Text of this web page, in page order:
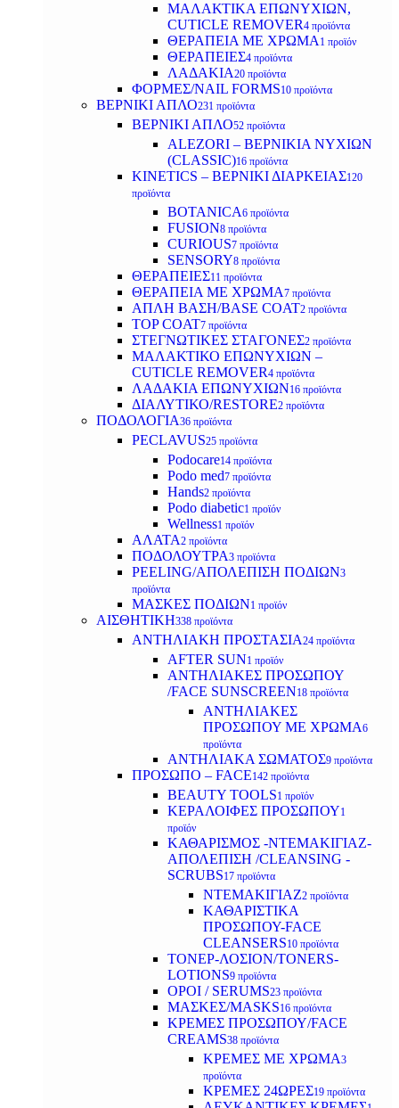
ΜΑΛΑΚΤΙΚΑ ΕΠΩΝΥΧΙΩΝ,
CUTICLE REMOVER4 προϊόντα
ΘΕΡΑΠΕΙΑ ΜΕ ΧΡΩΜΑ 1 προϊόν
ΘΕΡΑΠΕΙΕΣ4 προϊόντα
ΛΑΔΑΚΙΑ20 προϊόντα
ΦΟΡΜΕΣ/NAIL FORMS10 προϊόντα
ΒΕΡΝΙΚΙ ΑΠΛΟ231 προϊόντα
ΒΕΡΝΙΚΙ ΑΠΛΟ52 προϊόντα
ALEZORI – ΒΕΡΝΙΚΙΑ ΝΥΧΙΩΝ
(CLASSIC)16 προϊόντα
KINETICS – ΒΕΡΝΙΚΙ ΔΙΑΡΚΕΙΑΣ120
προϊόντα
BOTANICA6 προϊόντα
FUSION8 προϊόντα
CURIOUS7 προϊόντα
SENSORY8 προϊόντα
ΘΕΡΑΠΕΙΕΣ11 προϊόντα
ΘΕΡΑΠΕΙΑ ΜΕ ΧΡΩΜΑ7 προϊόντα
ΑΠΛΗ ΒΑΣΗ/BASE COAT2 προϊόντα
TOP COAT7 προϊόντα
ΣΤΕΓΝΩΤΙΚΕΣ ΣΤΑΓΟΝΕΣ2 προϊόντα
ΜΑΛΑΚΤΙΚΟ ΕΠΩΝΥΧΙΩΝ –
CUTICLE REMOVER4 προϊόντα
ΛΑΔΑΚΙΑ ΕΠΩΝΥΧΙΩΝ16 προϊόντα
ΔΙΑΛΥΤΙΚΟ/RESTORE2 προϊόντα
ΠΟΔΟΛΟΓΙΑ36 προϊόντα
PECLAVUS25 προϊόντα
Podocare14 προϊόντα
Podo med7 προϊόντα
Hands2 προϊόντα
Podo diabetic1 προϊόν
Wellness1 προϊόν
ΑΛΑΤΑ2 προϊόντα
ΠΟΔΟΛΟΥΤΡΑ3 προϊόντα
PEELING/ΑΠΟΛΕΠΙΣΗ ΠΟΔΙΩΝ3
προϊόντα
ΜΑΣΚΕΣ ΠΟΔΙΩΝ1 προϊόν
ΑΙΣΘΗΤΙΚΗ338 προϊόντα
ΑΝΤΗΛΙΑΚΗ ΠΡΟΣΤΑΣΙΑ24 προϊόντα
AFTER SUN1 προϊόν
ΑΝΤΗΛΙΑΚΕΣ ΠΡΟΣΩΠΟΥ
/FACE SUNSCREEN18 προϊόντα
ΑΝΤΗΛΙΑΚΕΣ
ΠΡΟΣΩΠΟΥ ΜΕ ΧΡΩΜΑ6
προϊόντα
ΑΝΤΗΛΙΑΚΑ ΣΩΜΑΤΟΣ9 προϊόντα
ΠΡΟΣΩΠΟ – FACE142 προϊόντα
BEAUTY TOOLS1 προϊόν
ΚΕΡΑΛΟΙΦΕΣ ΠΡΟΣΩΠΟΥ1
προϊόν
ΚΑΘΑΡΙΣΜΟΣ -ΝΤΕΜΑΚΙΓΙΑΖ-
ΑΠΟΛΕΠΙΣΗ /CLEANSING -
SCRUBS17 προϊόντα
ΝΤΕΜΑΚΙΓΙΑΖ2 προϊόντα
ΚΑΘΑΡΙΣΤΙΚΑ
ΠΡΟΣΩΠΟΥ-FACE
CLEANSERS10 προϊόντα
ΤΟΝΕΡ-ΛΟΣΙΟΝ/TONERS-
LOTIONS9 προϊόντα
ΟΡΟΙ / SERUMS23 προϊόντα
ΜΑΣΚΕΣ/MASKS16 προϊόντα
ΚΡΕΜΕΣ ΠΡΟΣΩΠΟΥ/FACE
CREAMS38 προϊόντα
ΚΡΕΜΕΣ ΜΕ ΧΡΩΜΑ3
προϊόντα
ΚΡΕΜΕΣ 24ΩΡΕΣ19 προϊόντα